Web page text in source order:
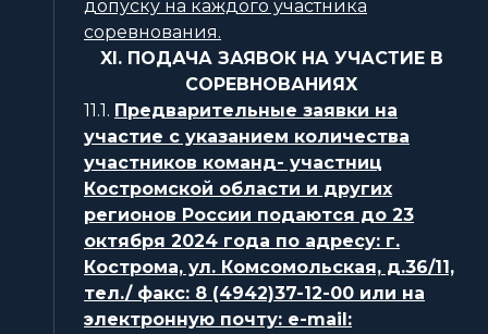
допуску на каждого участника
соревнования.
XI. ПОДАЧА ЗАЯВОК НА УЧАСТИЕ В
СОРЕВНОВАНИЯХ
11.1. Предварительные заявки на
участие с указанием количества
участников команд- участниц
Костромской области и других
регионов России подаются до 23
октября 2024 года по адресу: г.
Кострома, ул. Комсомольская, д.36/11,
тел./ факс: 8 (4942)37-12-00 или на
электронную почту: е-mail: